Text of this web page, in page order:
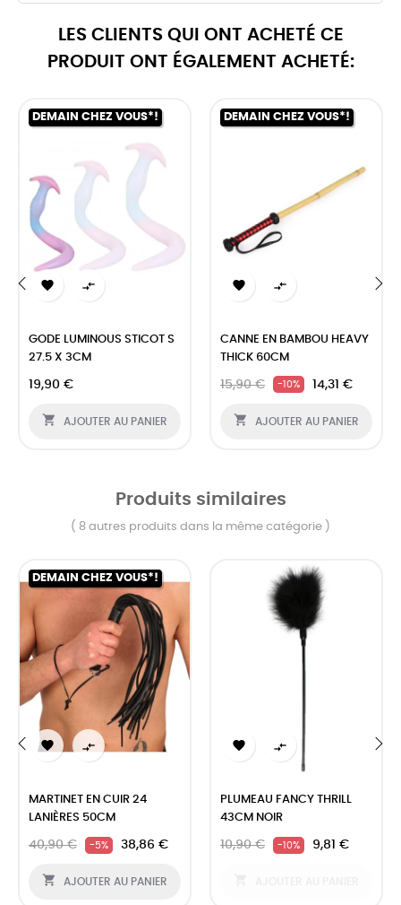
LES CLIENTS QUI ONT ACHETÉ CE
PRODUIT ONT ÉGALEMENT ACHETÉ:
DEMAIN CHEZ VOUS*!
 
GODE LUMINOUS STICOT S
27.5 X 3CM
19,90 €
 AJOUTER AU PANIER
DEMAIN CHEZ VOUS*!
 
CANNE EN BAMBOU HEAVY
THICK 60CM
15,90 € -10% 14,31 €
 AJOUTER AU PANIER
Produits similaires
( 8 autres produits dans la même catégorie )
DEMAIN CHEZ VOUS*!
 
MARTINET EN CUIR 24
LANIÈRES 50CM
40,90 € -5% 38,86 €
 AJOUTER AU PANIER
 
PLUMEAU FANCY THRILL
43CM NOIR
10,90 € -10% 9,81 €